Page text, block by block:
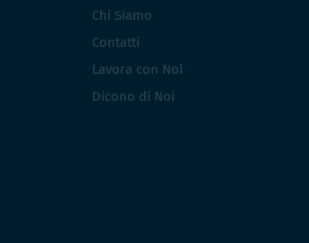
Chi Siamo
Contatti
Lavora con Noi
Dicono di Noi